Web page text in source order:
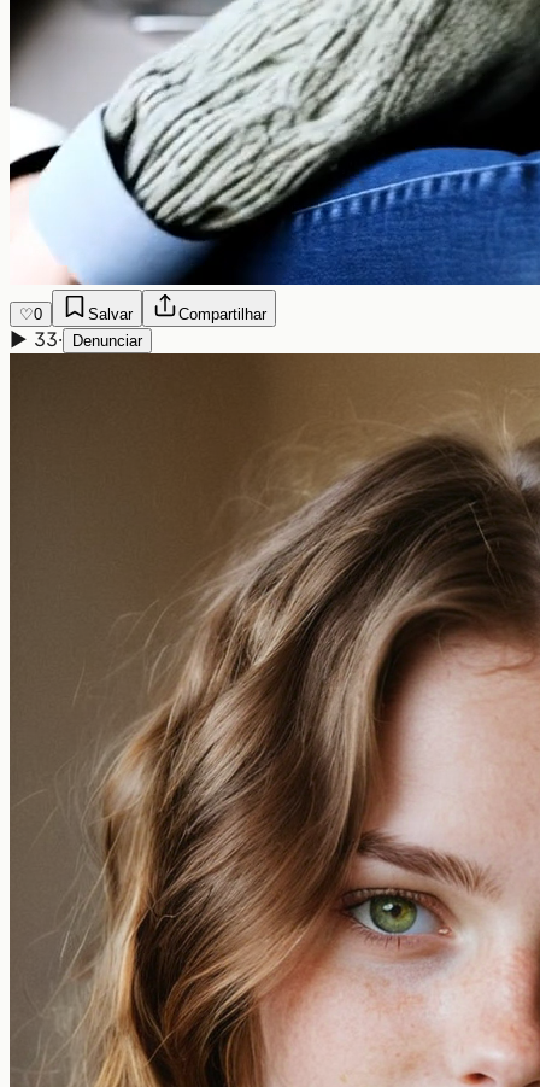
♡0 Salvar Compartilhar
▶ 33· Denunciar